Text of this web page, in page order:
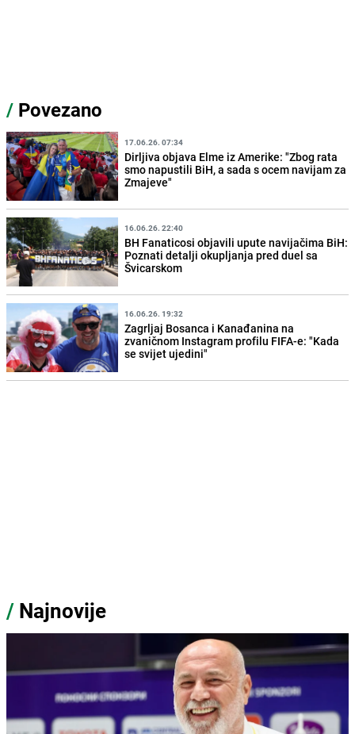
/ Povezano
17.06.26. 07:34
Dirljiva objava Elme iz Amerike: "Zbog rata
smo napustili BiH, a sada s ocem navijam za
Zmajeve"
16.06.26. 22:40
BH Fanaticosi objavili upute navijačima BiH:
Poznati detalji okupljanja pred duel sa
Švicarskom
16.06.26. 19:32
Zagrljaj Bosanca i Kanađanina na
zvaničnom Instagram profilu FIFA-e: "Kada
se svijet ujedini"
/ Najnovije